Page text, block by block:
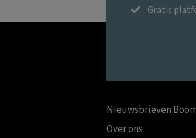
Gratis
Nieuwsbrieven
Over ons